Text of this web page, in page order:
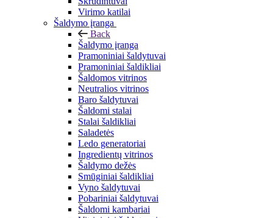
Virimo katilai
Šaldymo įranga
Back
Šaldymo įranga
Pramoniniai šaldytuvai
Pramoniniai šaldikliai
Šaldomos vitrinos
Neutralios vitrinos
Baro šaldytuvai
Šaldomi stalai
Stalai šaldikliai
Saladetės
Ledo generatoriai
Ingredientų vitrinos
Šaldymo dežės
Smūginiai šaldikliai
Vyno šaldytuvai
Pobariniai šaldytuvai
Šaldomi kambariai